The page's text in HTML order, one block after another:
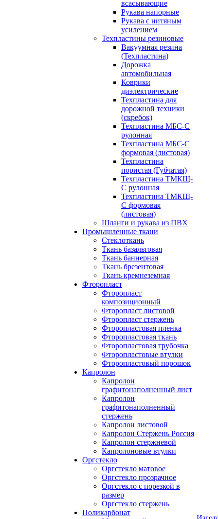
всасывающие
Рукава напорные
Рукава с нитяным
усилением
Техпластины резиновые
Вакуумная резина
(Техпластина)
Дорожка
автомобильная
Коврики
диэлектрические
Техпластина для
дорожной техники
(скребок)
Техпластина МБС-С
рулонная
Техпластина МБС-С
формовая (листовая)
Техпластина
пористая (Губчатая)
Техпластина ТМКЩ-
С рулонная
Техпластина ТМКЩ-
С формовая
(листовая)
Шланги и рукава из ПВХ
Промышленные ткани
Стеклоткань
Ткань базальтовая
Ткань баннерная
Ткань брезентовая
Ткань кремнеземная
Фторопласт
Фторопласт
композиционный
Фторопласт листовой
Фторопласт стержень
Фторопластовая пленка
Фторопластовая ткань
Фторопластовая трубочка
Фторопластовые втулки
Фторопластовый порошок
Капролон
Капролон
графитонаполненный лист
Капролон
графитонаполненный
стержень
Капролон листовой
Капролон Стержень Россия
Капролон стержневой
Капролоновые втулки
Оргстекло
Оргстекло матовое
Оргстекло прозрачное
Оргстекло с порезкой в
размер
Оргстекло стержень
Поликарбонат